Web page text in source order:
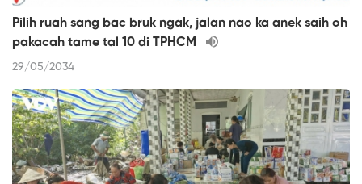
Pilih ruah sang bac bruk ngak, jalan nao ka anek saih oh
pakacah tame tal 10 di TPHCM
29/05/2034